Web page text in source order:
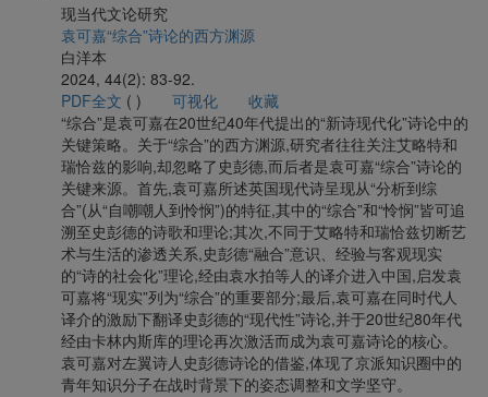
现当代文论研究
袁可嘉“综合”诗论的西方渊源
白洋本
2024, 44(2): 83-92.
PDF全文 ( ) 可视化
收藏
“综合”是袁可嘉在20世纪40年代提出的“新诗现代化”诗论中的
关键策略。关于“综合”的西方渊源,研究者往往关注艾略特和
瑞恰兹的影响,却忽略了史彭德,而后者是袁可嘉“综合”诗论的
关键来源。首先,袁可嘉所述英国现代诗呈现从“分析到综
合”(从“自嘲嘲人到怜悯”)的特征,其中的“综合”和“怜悯”皆可追
溯至史彭德的诗歌和理论;其次,不同于艾略特和瑞恰兹切断艺
术与生活的渗透关系,史彭德“融合”意识、经验与客观现实
的“诗的社会化”理论,经由袁水拍等人的译介进入中国,启发袁
可嘉将“现实”列为“综合”的重要部分;最后,袁可嘉在同时代人
译介的激励下翻译史彭德的“现代性”诗论,并于20世纪80年代
经由卡林内斯库的理论再次激活而成为袁可嘉诗论的核心。
袁可嘉对左翼诗人史彭德诗论的借鉴,体现了京派知识圈中的
青年知识分子在战时背景下的姿态调整和文学坚守。